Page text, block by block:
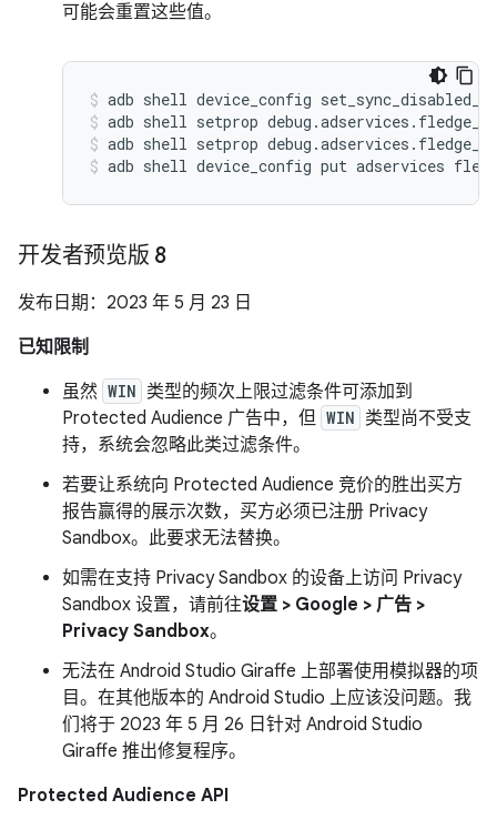
可能会重置这些值。
adb shell device_config
adb shell setprop
adb shell setprop
adb shell device_config put adservices
开发者预览版 8
发布日期：2023 年 5 月 23 日
已知限制
虽然 WIN 类型的频次上限过滤条件可添加到
Protected Audience 广告中，但 WIN 类型尚不受支
持，系统会忽略此类过滤条件。
若要让系统向 Protected Audience 竞价的胜出买方
报告赢得的展示次数，买方必须已注册 Privacy
Sandbox。此要求无法替换。
如需在支持 Privacy Sandbox 的设备上访问 Privacy
Sandbox 设置，请前往设置 > Google > 广告 >
Privacy Sandbox。
无法在 Android Studio Giraffe 上部署使用模拟器的项
目。在其他版本的 Android Studio 上应该没问题。我
们将于 2023 年 5 月 26 日针对 Android Studio
Giraffe 推出修复程序。
Protected Audience API